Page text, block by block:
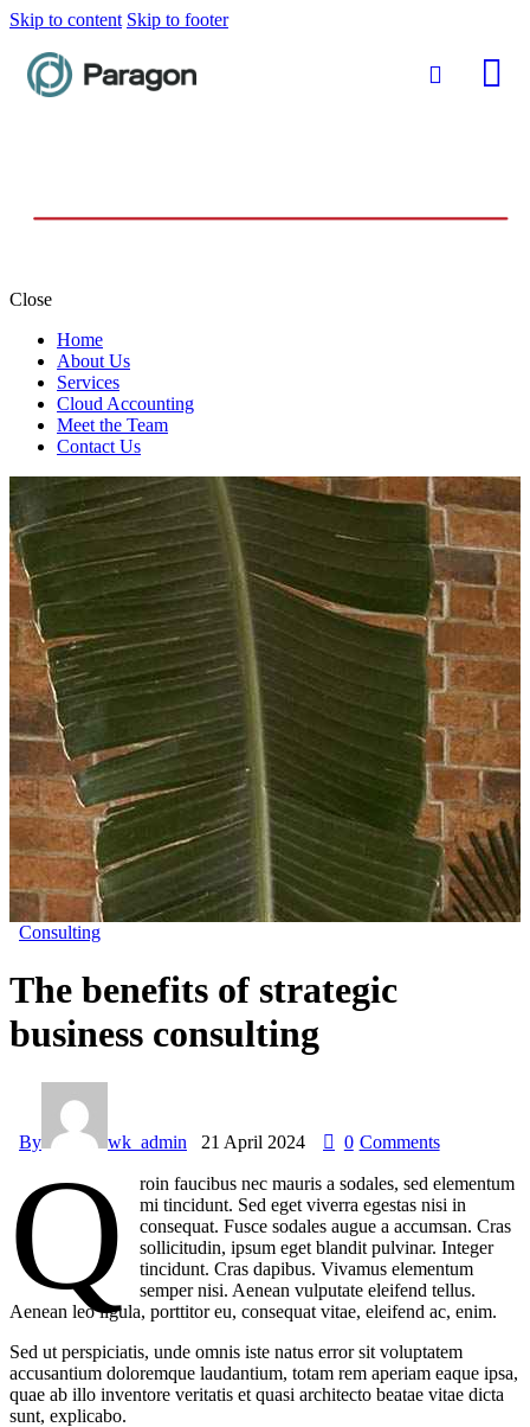
Skip to content Skip to footer
Close
Home
About Us
Services
Cloud Accounting
Meet the Team
Contact Us
Consulting
The benefits of strategic
business consulting
By wk_admin 21 April 2024 0 Comments
Q
roin faucibus nec mauris a sodales, sed elementum
mi tincidunt. Sed eget viverra egestas nisi in
consequat. Fusce sodales augue a accumsan. Cras
sollicitudin, ipsum eget blandit pulvinar. Integer
tincidunt. Cras dapibus. Vivamus elementum
semper nisi. Aenean vulputate eleifend tellus.
Aenean leo ligula, porttitor eu, consequat vitae, eleifend ac, enim.
Sed ut perspiciatis, unde omnis iste natus error sit voluptatem
accusantium doloremque laudantium, totam rem aperiam eaque ipsa,
quae ab illo inventore veritatis et quasi architecto beatae vitae dicta
sunt, explicabo.